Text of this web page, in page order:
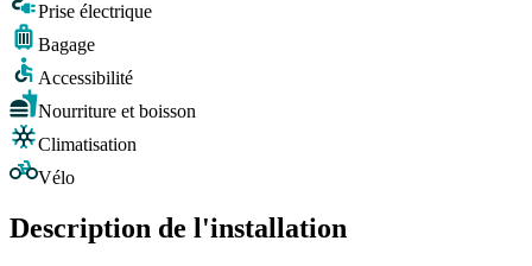
Prise électrique
Bagage
Accessibilité
Nourriture et boisson
Climatisation
Vélo
Description de l'installation